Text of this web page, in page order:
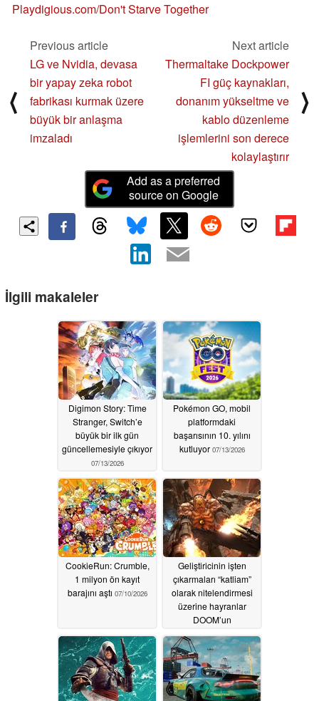
Playdigious.com/Don't Starve Together
⟨
Previous article
LG ve Nvidia, devasa
bir yapay zeka robot
fabrikası kurmak üzere
büyük bir anlaşma
imzaladı
Next article
Thermaltake Dockpower
FI güç kaynakları,
donanım yükseltme ve
kablo düzenleme
işlemlerini son derece
kolaylaştırır
⟩
Add as a preferred
source on Google
İlgili makaleler
Digimon Story: Time
Stranger, Switch’e
büyük bir ilk gün
güncellemesiyle çıkıyor
07/13/2026
Pokémon GO, mobil
platformdaki
başarısının 10. yılını
kutluyor 07/13/2026
CookieRun: Crumble,
1 milyon ön kayıt
barajını aştı 07/10/2026
Geliştiricinin işten
çıkarmaları “katliam”
olarak nitelendirmesi
üzerine hayranlar
DOOM’un
geleceğinden endişe
duyuyor07/10/2026